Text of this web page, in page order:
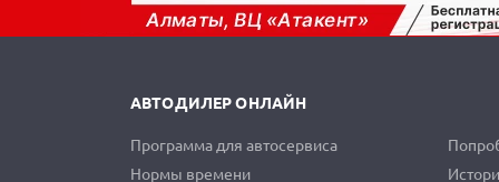
АВТОДИЛЕР ОНЛАЙН
Программа для автосервиса
Нормы времени